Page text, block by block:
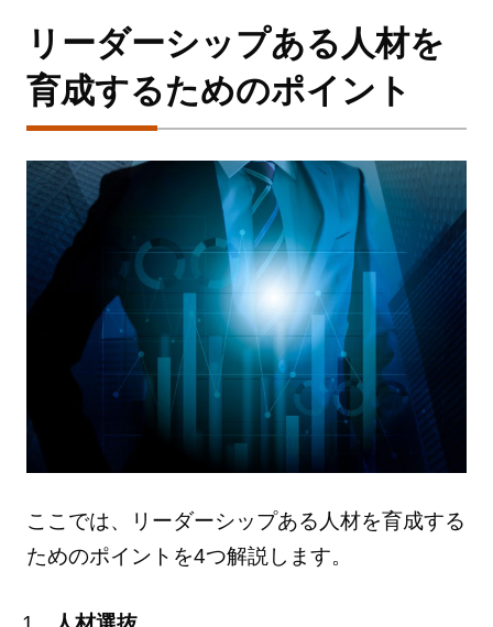
リーダーシップある人材を
育成するためのポイント
ここでは、リーダーシップある人材を育成する
ためのポイントを4つ解説します。